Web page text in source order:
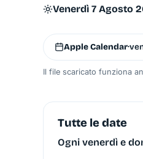
Venerdì 7 Agosto
Apple Calendar·
Il file scaricato funziona
Tutte le date
Ogni venerdì e